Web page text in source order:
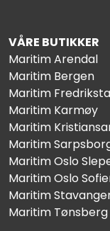
VÅRE BUTIKKER
Maritim Arendal
Maritim Bergen
Maritim
Maritim Karmøy
Maritim
Maritim
Maritim Oslo
Maritim Oslo
Maritim
Maritim Tønsberg